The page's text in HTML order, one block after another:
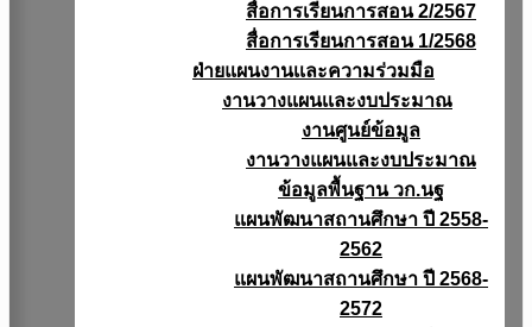
สื่อการเรียนการสอน 2/2567
สื่อการเรียนการสอน 1/2568
ฝ่ายแผนงานเเละความร่วมมือ
งานวางแผนเเละงบประมาณ
งานศูนย์ข้อมูล
งานวางแผนและงบประมาณ
ข้อมูลพื้นฐาน วก.นฐ
แผนพัฒนาสถานศึกษา ปี 2558-
2562
แผนพัฒนาสถานศึกษา ปี 2568-
2572